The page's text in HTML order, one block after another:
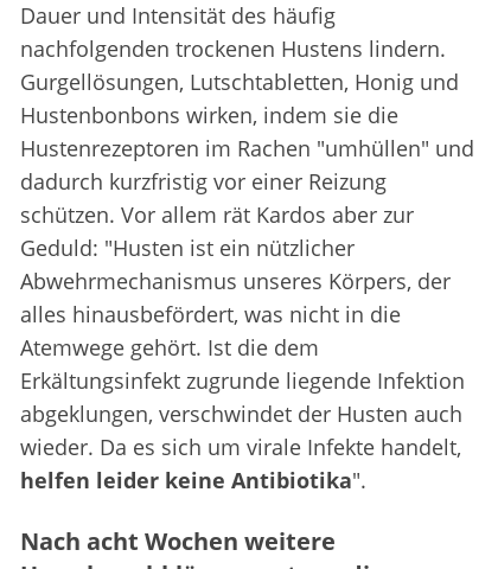
Dauer und Intensität des häufig
nachfolgenden trockenen Hustens lindern.
Gurgellösungen, Lutschtabletten, Honig und
Hustenbonbons wirken, indem sie die
Hustenrezeptoren im Rachen "umhüllen" und
dadurch kurzfristig vor einer Reizung
schützen. Vor allem rät Kardos aber zur
Geduld: "Husten ist ein nützlicher
Abwehrmechanismus unseres Körpers, der
alles hinausbefördert, was nicht in die
Atemwege gehört. Ist die dem
Erkältungsinfekt zugrunde liegende Infektion
abgeklungen, verschwindet der Husten auch
wieder. Da es sich um virale Infekte handelt,
helfen leider keine Antibiotika".
Nach acht Wochen weitere